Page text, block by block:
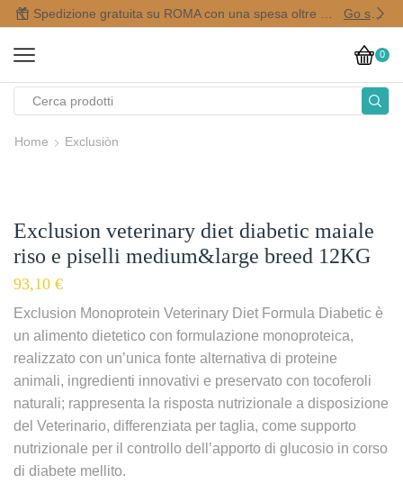
Go shop
0
Home Exclusiòn
Exclusion veterinary diet diabetic maiale
riso e piselli medium&large breed 12KG
93,10 €
Exclusion Monoprotein Veterinary Diet Formula Diabetic è
un alimento dietetico con formulazione monoproteica,
realizzato con un’unica fonte alternativa di proteine
animali, ingredienti innovativi e preservato con tocoferoli
naturali; rappresenta la risposta nutrizionale a disposizione
del Veterinario, differenziata per taglia, come supporto
nutrizionale per il controllo dell’apporto di glucosio in corso
di diabete mellito.